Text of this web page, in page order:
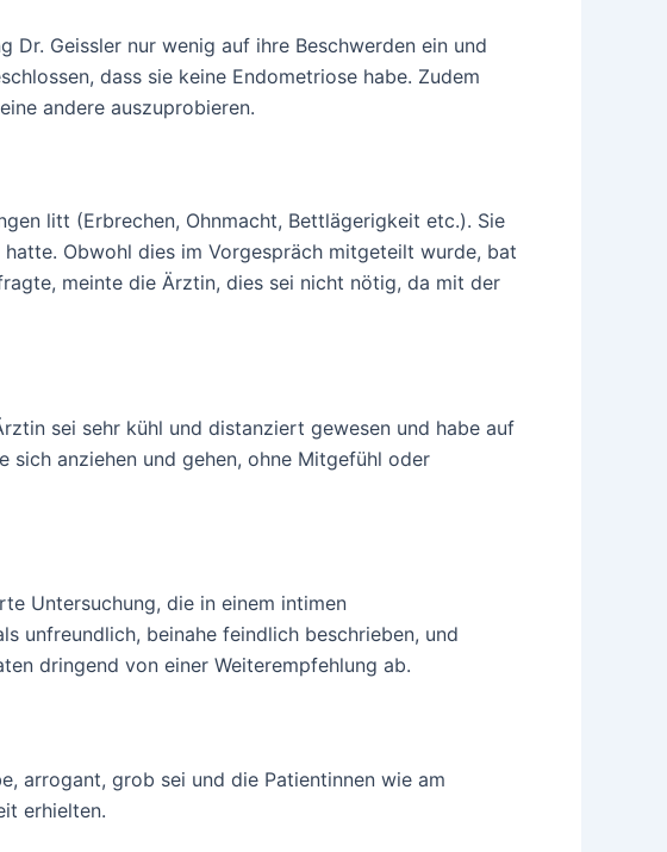
Dr. Geissler nur wenig auf ihre Beschwerden ein und
dass sie keine Endometriose habe. Zudem
andere auszuprobieren.
litt (Erbrechen, Ohnmacht, Bettlägerigkeit etc.). Sie
Obwohl dies im Vorgespräch mitgeteilt wurde, bat
meinte die Ärztin, dies sei nicht nötig, da mit der
sei sehr kühl und distanziert gewesen und habe auf
anziehen und gehen, ohne Mitgefühl oder
Untersuchung, die in einem intimen
unfreundlich, beinahe feindlich beschrieben, und
dringend von einer Weiterempfehlung ab.
arrogant, grob sei und die Patientinnen wie am
erhielten.